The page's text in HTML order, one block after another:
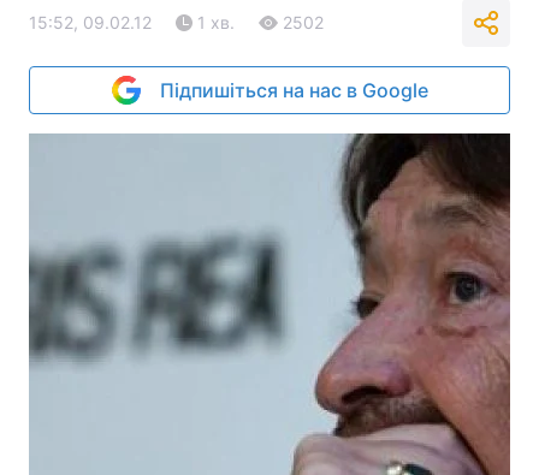
15:52, 09.02.12 1 хв. 2502
Підпишіться на нас в Google